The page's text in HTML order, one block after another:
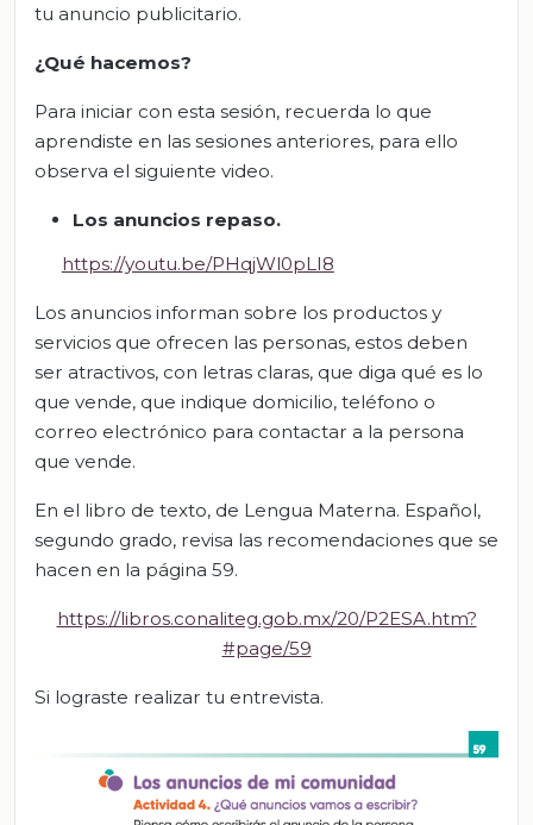
tu anuncio publicitario.
¿Qué hacemos?
Para iniciar con esta sesión, recuerda lo que
aprendiste en las sesiones anteriores, para ello
observa el siguiente video.
Los anuncios repaso.
https://youtu.be/PHqjWl0pLI8
Los anuncios informan sobre los productos y
servicios que ofrecen las personas, estos deben
ser atractivos, con letras claras, que diga qué es lo
que vende, que indique domicilio, teléfono o
correo electrónico para contactar a la persona
que vende.
En el libro de texto, de Lengua Materna. Español,
segundo grado, revisa las recomendaciones que se
hacen en la página 59.
https://libros.conaliteg.gob.mx/20/P2ESA.htm?
#page/59
Si lograste realizar tu entrevista.